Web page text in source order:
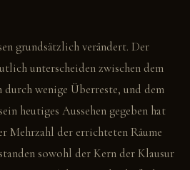
grundsätzlich verändert. Der
unterscheiden zwischen dem
wenige Überreste, und dem
heutiges Aussehen gegeben hat
Mehrzahl der errichteten Räume
sowohl der Kern der Klausur